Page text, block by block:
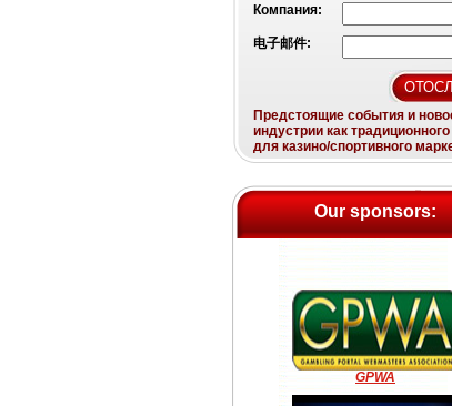
Компания:
电子邮件:
Предстоящие события и
индустрии как традиционного
для казино/спортивного
Our sponsors:
GPWA